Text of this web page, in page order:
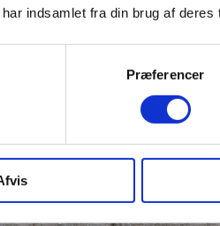
indsamlet fra din brug af deres
Præferencer